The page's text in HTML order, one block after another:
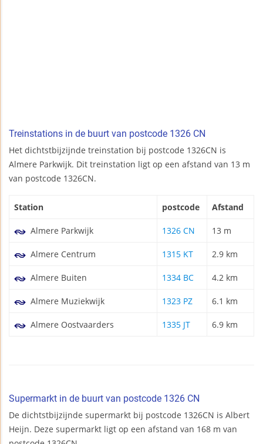
Treinstations in de buurt van postcode 1326 CN
Het dichtstbijzijnde treinstation bij postcode 1326CN is
Almere Parkwijk. Dit treinstation ligt op een afstand van 13 m
van postcode 1326CN.
Station postcode Afstand
Almere Parkwijk 1326 CN 13 m
Almere Centrum 1315 KT 2.9 km
Almere Buiten 1334 BC 4.2 km
Almere Muziekwijk 1323 PZ 6.1 km
Almere Oostvaarders 1335 JT 6.9 km
Supermarkt in de buurt van postcode 1326 CN
De dichtstbijzijnde supermarkt bij postcode 1326CN is Albert
Heijn. Deze supermarkt ligt op een afstand van 168 m van